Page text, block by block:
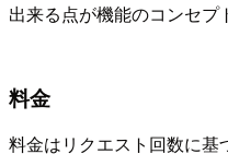
出来る点が機能のコンセプ
料金
料金はリクエスト回数に基